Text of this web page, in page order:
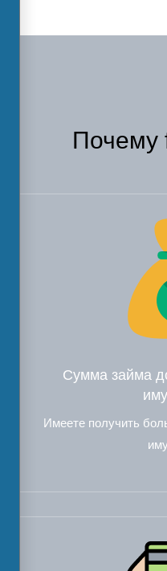
Почему
Сумма займа
Имеете получить